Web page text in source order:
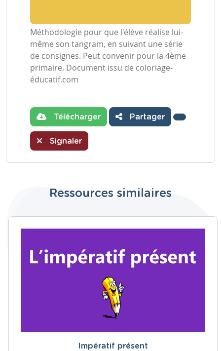
Méthodologie pour que l'élève réalise lui-
même son tangram, en suivant une série
de consignes. Peut convenir pour la 4ème
primaire. Document issu de coloriage-
éducatif.com
Télécharger Partager
Signaler
Ressources similaires
Impératif présent